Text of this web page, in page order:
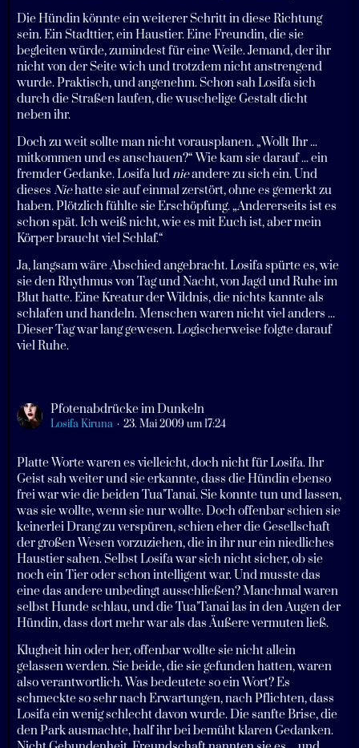
Die Hündin könnte ein weiterer Schritt in diese Richtung
sein. Ein Stadttier, ein Haustier. Eine Freundin, die sie
begleiten würde, zumindest für eine Weile. Jemand, der ihr
nicht von der Seite wich und trotzdem nicht anstrengend
wurde. Praktisch, und angenehm. Schon sah Losifa sich
durch die Straßen laufen, die wuschelige Gestalt dicht
neben ihr.
Doch zu weit sollte man nicht vorausplanen. „Wollt Ihr ...
mitkommen und es anschauen?“ Wie kam sie darauf ... ein
fremder Gedanke. Losifa ludnieandere zu sich ein. Und
dieses Niehatte sie auf einmal zerstört, ohne es gemerkt zu
haben. Plötzlich fühlte sie Erschöpfung. „Andererseits ist es
schon spät. Ich weiß nicht, wie es mit Euch ist, aber mein
Körper braucht viel Schlaf.“
Ja, langsam wäre Abschied angebracht. Losifa spürte es, wie
sie den Rhythmus von Tag und Nacht, von Jagd und Ruhe im
Blut hatte. Eine Kreatur der Wildnis, die nichts kannte als
schlafen und handeln. Menschen waren nicht viel anders ...
Dieser Tag war lang gewesen. Logischerweise folgte darauf
viel Ruhe.
Pfotenabdrücke im Dunkeln
Losifa Kiruna 23. Mai 2009 um 17:24
Platte Worte waren es vielleicht, doch nicht für Losifa. Ihr
Geist sah weiter und sie erkannte, dass die Hündin ebenso
frei war wie die beiden Tua’Tanai. Sie konnte tun und lassen,
was sie wollte, wenn sie nur wollte. Doch offenbar schien sie
keinerlei Drang zu verspüren, schien eher die Gesellschaft
der großen Wesen vorzuziehen, die in ihr nur ein niedliches
Haustier sahen. Selbst Losifa war sich nicht sicher, ob sie
noch ein Tier oder schon intelligent war. Und musste das
eine das andere unbedingt ausschließen? Manchmal waren
selbst Hunde schlau, und die Tua’Tanai las in den Augen der
Hündin, dass dort mehr war als das Äußere vermuten ließ.
Klugheit hin oder her, offenbar wollte sie nicht allein
gelassen werden. Sie beide, die sie gefunden hatten, waren
also verantwortlich. Was bedeutete so ein Wort? Es
schmeckte so sehr nach Erwartungen, nach Pflichten, dass
Losifa ein wenig schlecht davon wurde. Die sanfte Brise, die
den Park ausmachte, half ihr bei bemüht klaren Gedanken.